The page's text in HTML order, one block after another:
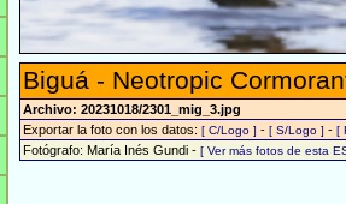
Biguá - Neotropic
Archivo: 20231018/2301_mig_3.jpg
Exportar la foto con los datos: [ C/Logo ] - [ S/Logo ] - [
Fotógrafo: María Inés Gundi - [ Ver más fotos de esta